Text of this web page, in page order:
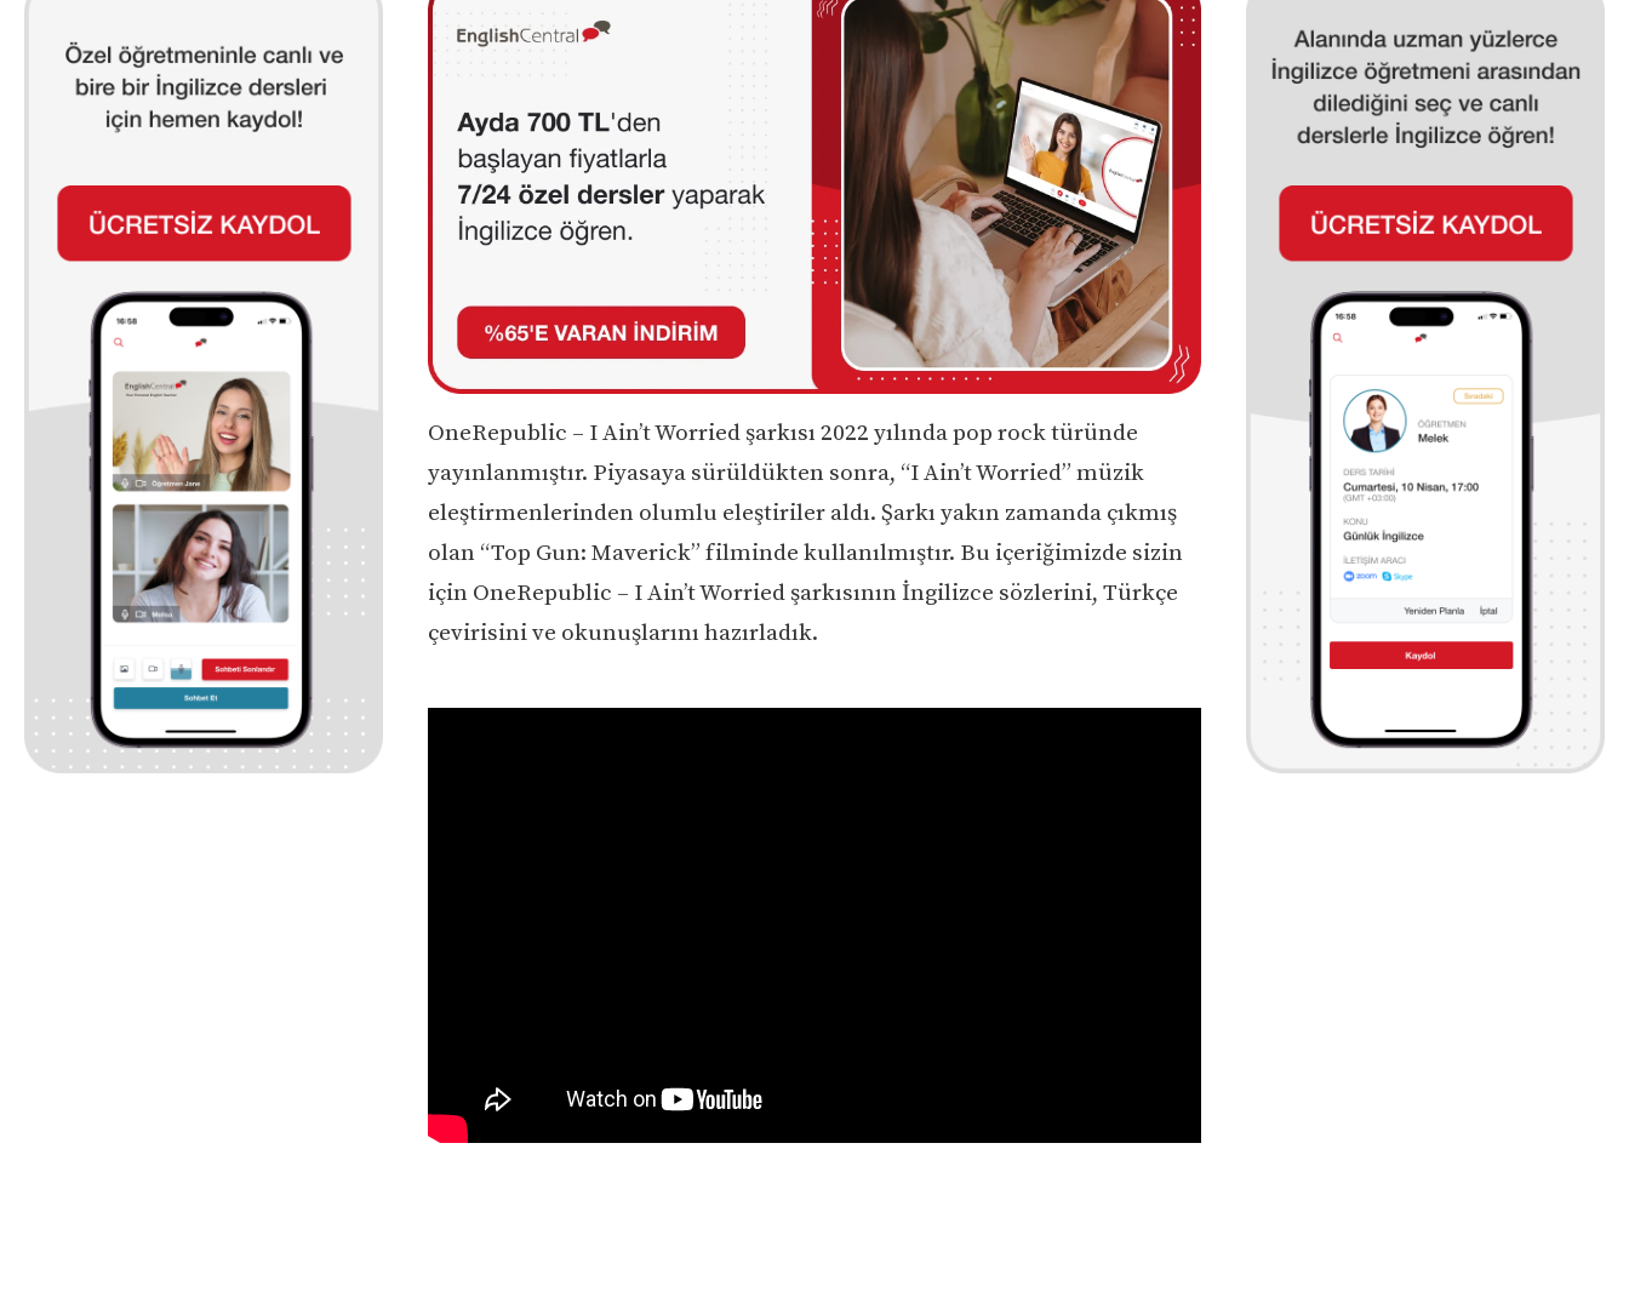
OneRepublic – I Ain’t Worried şarkısı 2022 yılında pop rock türünde
yayınlanmıştır. Piyasaya sürüldükten sonra, “I Ain’t Worried” müzik
eleştirmenlerinden olumlu eleştiriler aldı. Şarkı yakın zamanda çıkmış
olan “Top Gun: Maverick” filminde kullanılmıştır. Bu içeriğimizde sizin
için OneRepublic – I Ain’t Worried şarkısının İngilizce sözlerini, Türkçe
çevirisini ve okunuşlarını hazırladık.